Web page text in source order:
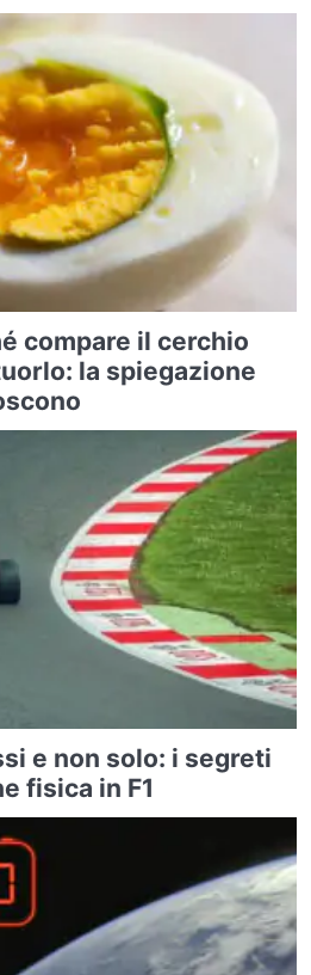
compare il cerchio
la spiegazione
e non solo: i segreti
fisica in F1